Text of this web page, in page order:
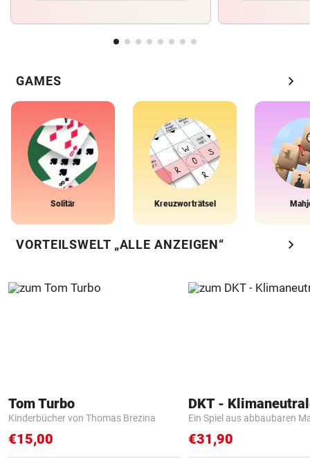
GAMES chevron_right
Solitär Kreuzworträtsel
VORTEILSWELT „ALLE ANZEIGEN“ chevron_right
Tom Turbo
Kinderbücher von Thomas Brezina
€15,00
Ein Spiel aus abbaubaren
€31,90